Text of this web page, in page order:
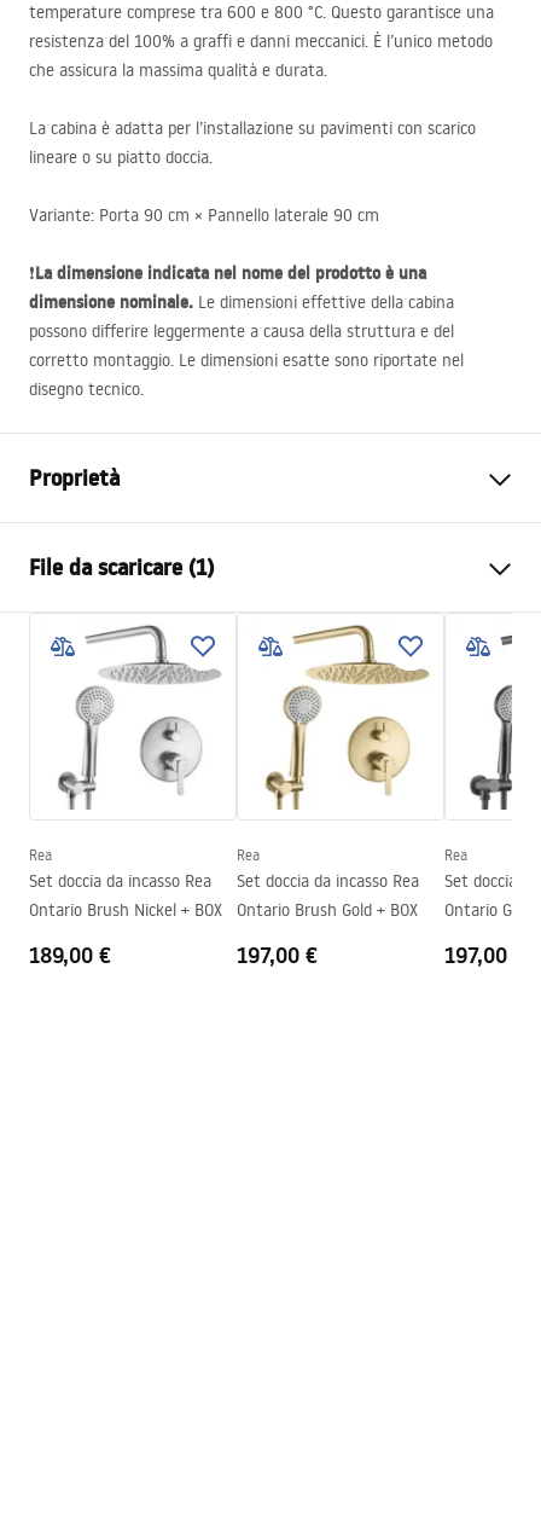
temperature comprese tra 600 e 800 °C. Questo garantisce una
resistenza del 100% a graffi e danni meccanici. È l’unico metodo
che assicura la massima qualità e durata.
La cabina è adatta per l’installazione su pavimenti con scarico
lineare o su piatto doccia.
Variante: Porta 90 cm × Pannello laterale 90 cm
❗La dimensione indicata nel nome del prodotto è una
dimensione nominale. Le dimensioni effettive della cabina
possono differire leggermente a causa della struttura e del
corretto montaggio. Le dimensioni esatte sono riportate nel
disegno tecnico.
Proprietà
Colore
Tipo di cabina
D'angolo
Il colore del vetro
Trasparente 6mm
Modalità di apertura
Pieghevole
Assemblaggio
Sul pavimento o piatto doccia
Altezza
1900
mm
Direzione della cabina
Universale
Garanzia
Rivestimento Easy Clean
Sì, su un lato del vetro
File da scaricare (1)
shower manual
shower manual.pdf
Rea
Set doccia da incasso Rea
Ontario Brush Nickel + BOX
189,00 €
Rea
Set doccia da incasso Rea
Ontario Brush Gold + BOX
197,00 €
Rea
Set doccia
Ontario Gun
197,00 €